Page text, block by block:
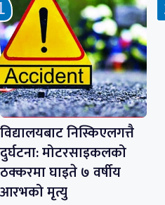
विद्यालयबाट निस्किएलगत्तै
दुर्घटना: मोटरसाइकलको
ठक्करमा घाइते ७ वर्षीय
आरभको मृत्यु